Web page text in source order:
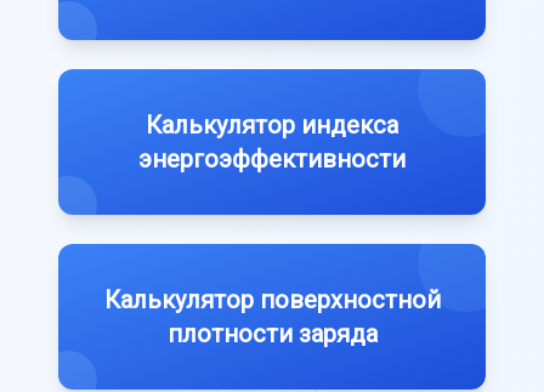
Калькулятор индекса
энергоэффективности
Калькулятор поверхностной
плотности заряда